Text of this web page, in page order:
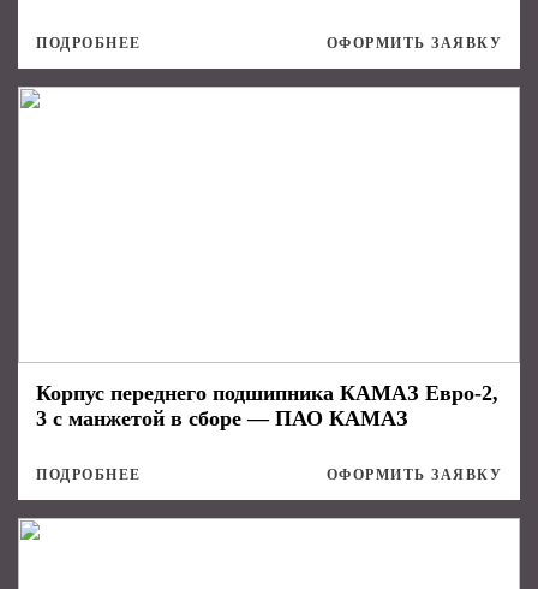
ПОДРОБНЕЕ ОФОРМИТЬ ЗАЯВКУ
Корпус переднего подшипника КАМАЗ Евро-2,
3 с манжетой в сборе — ПАО КАМАЗ
ПОДРОБНЕЕ ОФОРМИТЬ ЗАЯВКУ